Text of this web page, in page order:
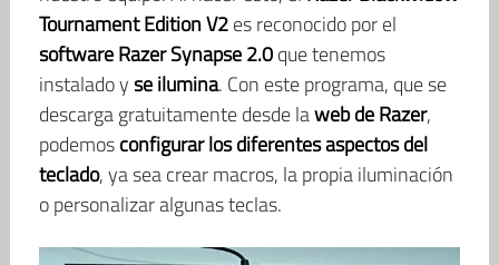
Tournament Edition V2es reconocido por el
software Razer Synapse 2.0que tenemos
instalado yse ilumina. Con este programa, que se
descarga gratuitamente desde laweb de Razer,
podemosconfigurar los diferentes aspectos del
teclado, ya sea crear macros, la propia iluminación
o personalizar algunas teclas.